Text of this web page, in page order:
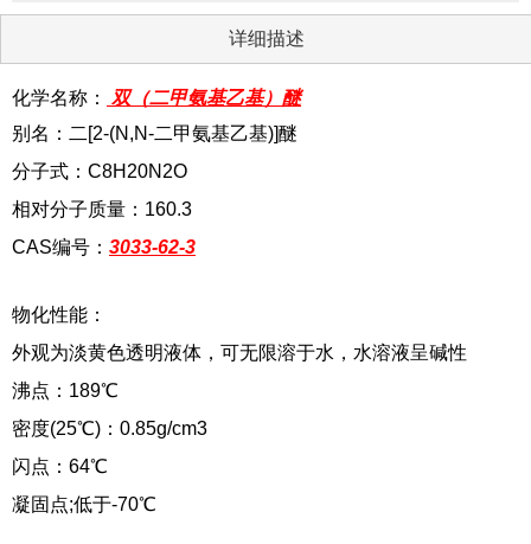
详细描述
化学名称：
双（二甲氨基乙基）醚
别名：二[2-(N,N-二甲氨基乙基)]醚
分子式：C8H20N2O
相对分子质量：160.3
CAS编号： 3033-62-3
物化性能：
外观为淡黄色透明液体，可无限溶于水，水溶液呈碱性
沸点：189℃
密度(25℃)：0.85g/cm3
闪点：64℃
凝固点;低于-70℃